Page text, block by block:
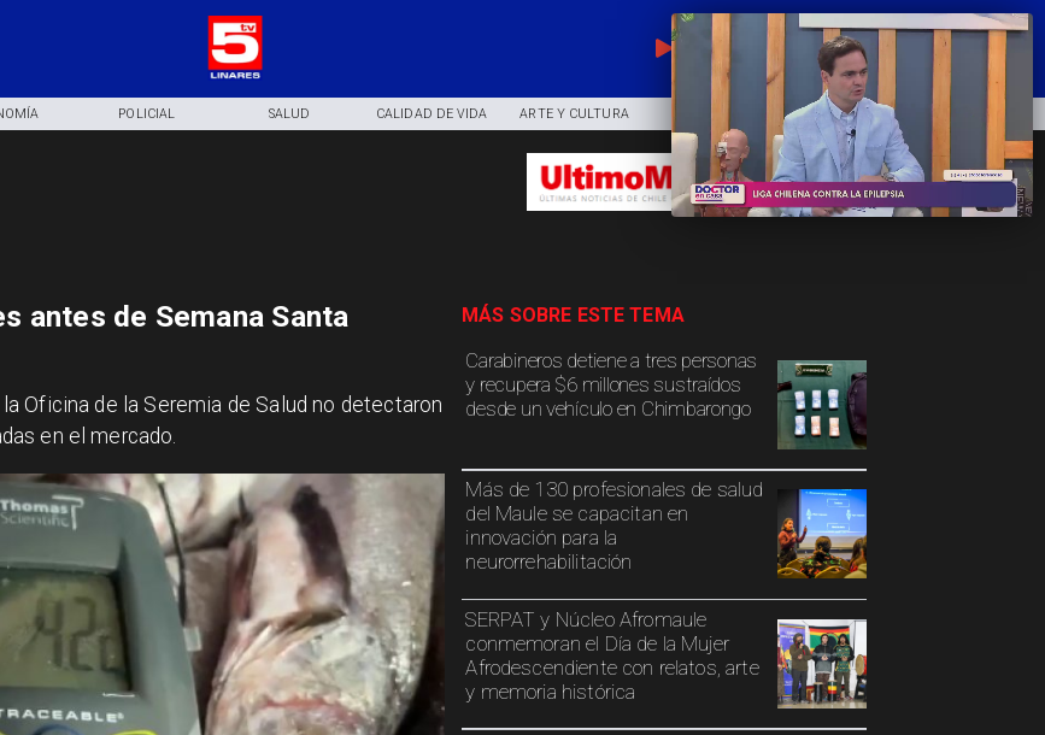
EN VIVO
POLICIAL SALUD CALIDAD DE VIDA ARTE Y CULTURA DEPORTES
Carabineros detiene a tres personas
y recupera $6 millones sustraídos
desde un vehículo en Chimbarongo
Más de 130 profesionales de salud
del Maule se capacitan en
innovación para la
neurorrehabilitación
SERPAT y Núcleo Afromaule
conmemoran el Día de la Mujer
Afrodescendiente con relatos, arte
y memoria histórica
MÁS SOBRE ESTE TEMA
antes de Semana Santa
Oficina de la Seremia de Salud no detectaron
en el mercado.